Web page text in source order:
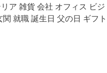
ア 雑貨 会社 オフィス ビジ
就職 誕生日 父の日 ギフト